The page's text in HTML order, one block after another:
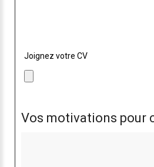
Joignez votre CV
Vos motivations pour